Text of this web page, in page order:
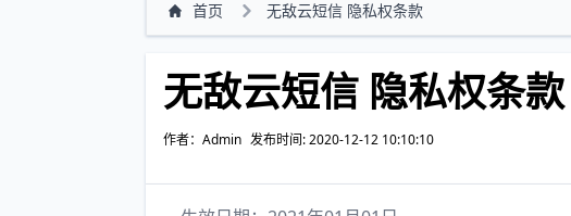
首页 无敌云短信 隐私权条款
无敌云短信 隐私权条款
作者：Admin 发布时间: 2020-12-12 10:10:10